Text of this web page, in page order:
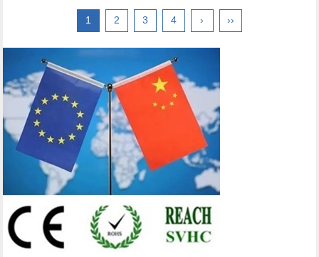
1 2 3 4 › ››